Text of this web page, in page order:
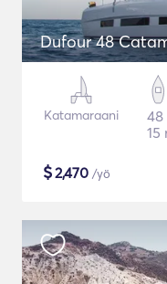
Dufour 48
Katamaraani
15
$2,470 /yö